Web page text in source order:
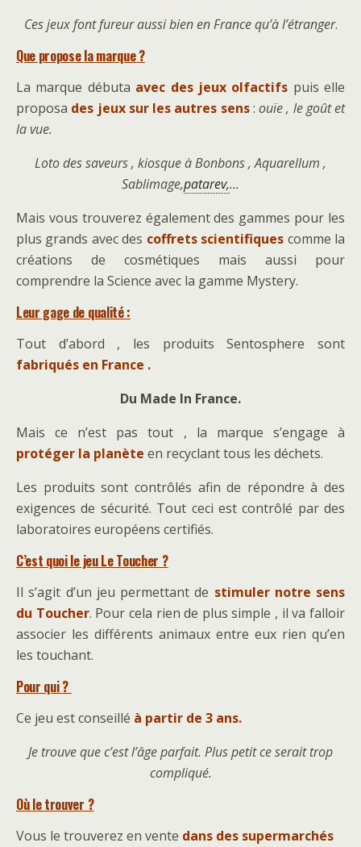
Ces jeux font fureur aussi bien en France qu’à l’étranger.
Que propose la marque ?
La marque débuta avec des jeux olfactifs puis elle
proposa des jeux sur les autres sens: ouïe , le goût et
la vue.
Loto des saveurs , kiosque à Bonbons , Aquarellum ,
Sablimage,patarev,…
Mais vous trouverez également des gammes pour les
plus grands avec des coffrets scientifiques comme la
créations de cosmétiques mais aussi pour
comprendre la Science avec la gamme Mystery.
Leur gage de qualité :
Tout d’abord , les produits Sentosphere sont
fabriqués en France .
Du Made In France.
Mais ce n’est pas tout , la marque s’engage à
protéger la planète en recyclant tous les déchets.
Les produits sont contrôlés afin de répondre à des
exigences de sécurité. Tout ceci est contrôlé par des
laboratoires européens certifiés.
C’est quoi le jeu Le Toucher ?
Il s’agit d’un jeu permettant de stimuler notre sens
du Toucher. Pour cela rien de plus simple , il va falloir
associer les différents animaux entre eux rien qu’en
les touchant.
Pour qui ?
Ce jeu est conseillé à partir de 3 ans.
Je trouve que c’est l’âge parfait. Plus petit ce serait trop
compliqué.
Où le trouver ?
Vous le trouverez en vente dans des supermarchés